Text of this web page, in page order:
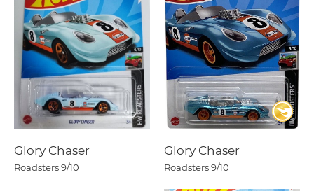
Glory Chaser
Roadsters9/10
Glory Chaser
Roadsters9/10